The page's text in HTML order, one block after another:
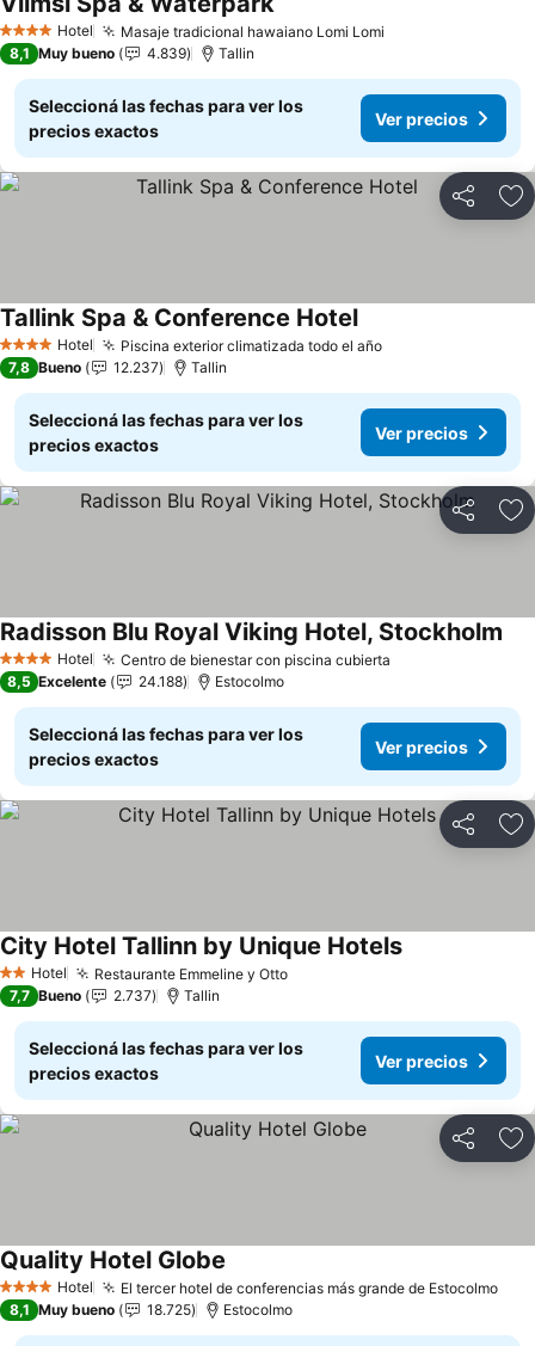
4 EstrellasHotel Masaje tradicional hawaiano Lomi Lomi
Ver precios
8,1 Muy bueno 4.839 Tallin
Seleccioná las fechas para ver los
precios exactos
Ver precios
Compartir
4 EstrellasHotel Piscina exterior climatizada todo el añoVer precios
Tallink Spa & Conference HotelVer precios
7,8 Bueno 12.237 Tallin
Seleccioná las fechas para ver los
precios exactos
Ver precios
Compartir
4 EstrellasHotel Centro de bienestar con piscina cubierta
Radisson Blu Royal Viking Hotel, Stockholm
8,5 Excelente 24.188 Estocolmo
Seleccioná las fechas para ver los
precios exactos
Ver precios
Compartir
2 Estrellas
Hotel Restaurante Emmeline y OttoVer precios
City Hotel Tallinn by Unique HotelsVer precios
7,7 Bueno 2.737 Tallin
Seleccioná las fechas para ver los
precios exactos
Ver precios
Compartir
4 EstrellasHotel El tercer hotel de conferencias más grande de EstocolmoVer
Quality Hotel Globe
8,1 Muy bueno 18.725 Estocolmo